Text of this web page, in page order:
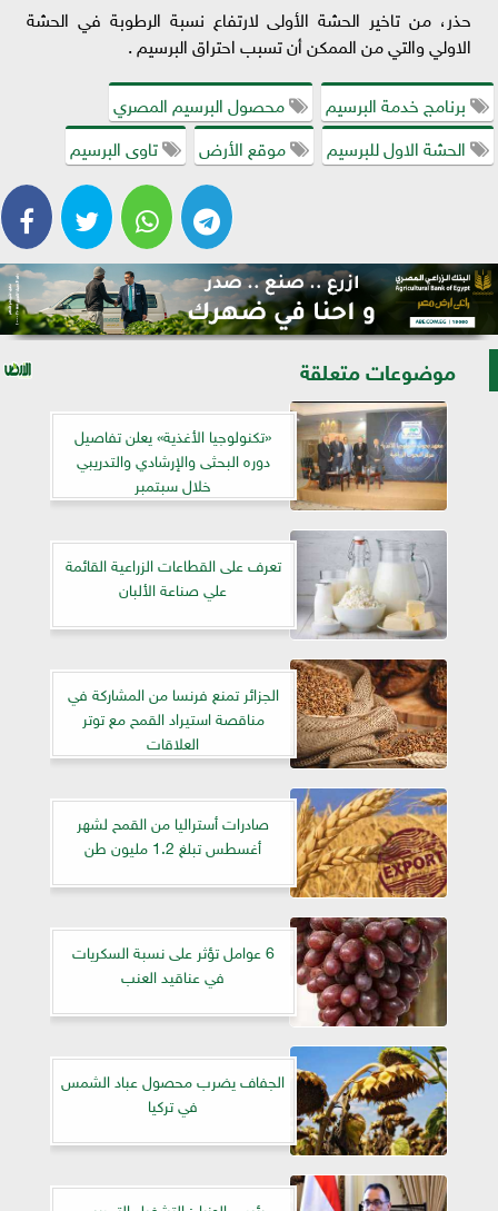
حذر، من تاخير الحشة الأولى لارتفاع نسبة الرطوبة في الحشة
الاولي والتي من الممكن أن تسبب احتراق البرسيم .
برنامج خدمة البرسيم
محصول البرسيم المصري
الحشة الاول للبرسيم
موقع الأرض تاوى البرسيم
موضوعات متعلقة
«تكنولوجيا الأغذية» يعلن تفاصيل
دوره البحثى والإرشادي والتدريبي
خلال سبتمبر
تعرف على القطاعات الزراعية القائمة
علي صناعة الألبان
الجزائر تمنع فرنسا من المشاركة في
مناقصة استيراد القمح مع توتر
العلاقات
صادرات أستراليا من القمح لشهر
أغسطس تبلغ 1.2 مليون طن
6 عوامل تؤثر على نسبة السكريات
في عناقيد العنب
الجفاف يضرب محصول عباد الشمس
في تركيا